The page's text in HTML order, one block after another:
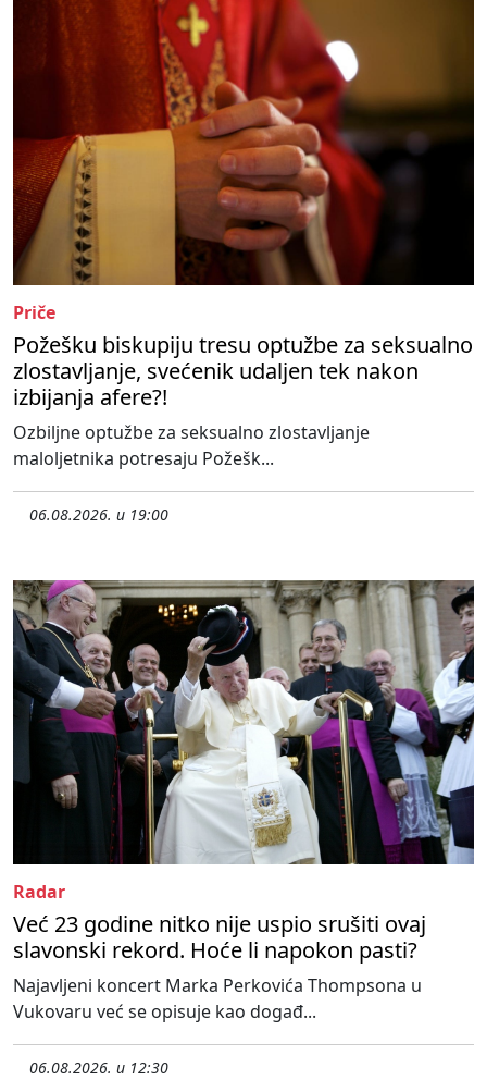
Priče
Požešku biskupiju tresu optužbe za seksualno
zlostavljanje, svećenik udaljen tek nakon
izbijanja afere?!
Ozbiljne optužbe za seksualno zlostavljanje
maloljetnika potresaju Požešk...
06.08.2026. u 19:00
Radar
Već 23 godine nitko nije uspio srušiti ovaj
slavonski rekord. Hoće li napokon pasti?
Najavljeni koncert Marka Perkovića Thompsona u
Vukovaru već se opisuje kao događ...
06.08.2026. u 12:30